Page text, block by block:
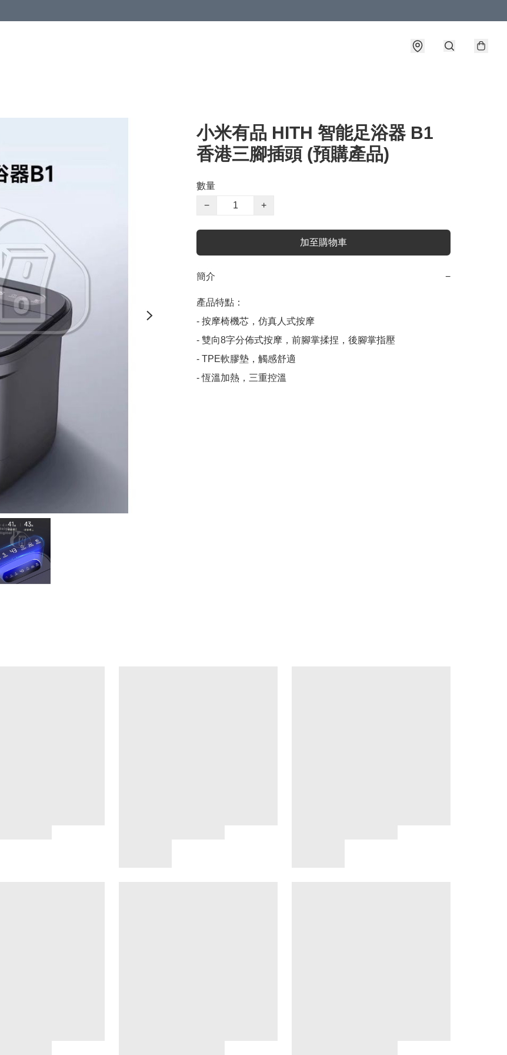
小米有品 HITH 智能足浴器 B1
香港三腳插頭 (預購產品)
數量
−
+
加至購物車
簡介 −
產品特點：
- 按摩椅機芯，仿真人式按摩
- 雙向8字分佈式按摩，前腳掌揉捏，後腳掌指壓
- TPE軟膠墊，觸感舒適
- 恆溫加熱，三重控溫